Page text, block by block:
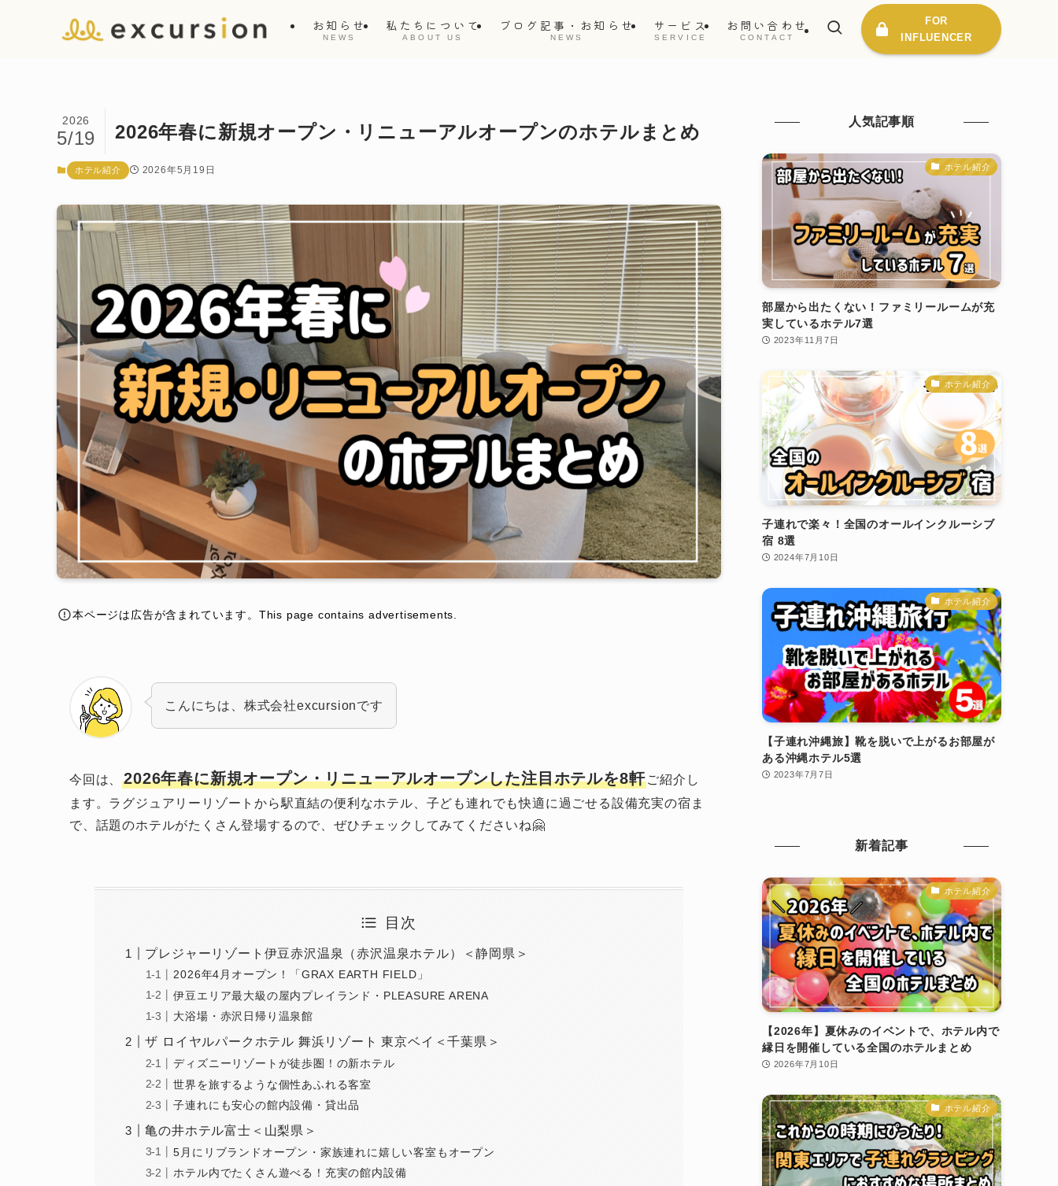
お知らせ
NEWS
私たちについて
ABOUT US
ブログ記事・お知らせ
NEWS
サービス
SERVICE
お問い合わせ
CONTACT
FOR
INFLUENCER
2026年春に新規オープン・リニューアルオープンのホテルまとめ
2026
5/19
ホテル紹介 2026年5月19日
本ページは広告が含まれています。This page contains advertisements.
こんにちは、株式会社excursionです
今回は、2026年春に新規オープン・リニューアルオープンした注目ホテルを8軒 ご紹介し
ます。ラグジュアリーリゾートから駅直結の便利なホテル、子ども連れでも快適に過ごせる設備充実の宿ま
で、話題のホテルがたくさん登場するので、ぜひチェックしてみてくださいね🤗
目次
プレジャーリゾート伊豆赤沢温泉（赤沢温泉ホテル）＜静岡県＞
2026年4月オープン！「GRAX EARTH FIELD」
伊豆エリア最大級の屋内プレイランド・PLEASURE ARENA
大浴場・赤沢日帰り温泉館
ザ ロイヤルパークホテル 舞浜リゾート 東京ベイ＜千葉県＞
ディズニーリゾートが徒歩圏！の新ホテル
世界を旅するような個性あふれる客室
子連れにも安心の館内設備・貸出品
亀の井ホテル富士＜山梨県＞
5月にリブランドオープン・家族連れに嬉しい客室もオープン
ホテル内でたくさん遊べる！充実の館内設備
人気記事順
ホテル紹介
部屋から出たくない！ファミリールームが充
実しているホテル7選
2023年11月7日
ホテル紹介
子連れで楽々！全国のオールインクルーシブ
宿 8選
2024年7月10日
ホテル紹介
【子連れ沖縄旅】靴を脱いで上がるお部屋が
ある沖縄ホテル5選
2023年7月7日
新着記事
ホテル紹介
【2026年】夏休みのイベントで、ホテル内で
縁日を開催している全国のホテルまとめ
2026年7月10日
ホテル紹介